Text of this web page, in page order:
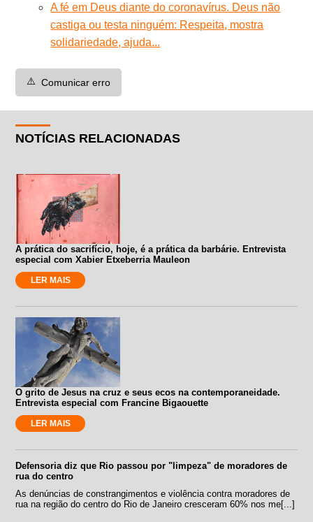
A fé em Deus diante do coronavírus. Deus não
castiga ou testa ninguém: Respeita, mostra
solidariedade, ajuda...
⚠️ Comunicar erro
NOTÍCIAS RELACIONADAS
A prática do sacrifício, hoje, é a prática da barbárie. Entrevista
especial com Xabier Etxeberria Mauleon
LER MAIS
O grito de Jesus na cruz e seus ecos na contemporaneidade.
Entrevista especial com Francine Bigaouette
LER MAIS
Defensoria diz que Rio passou por "limpeza" de moradores de
rua do centro
As denúncias de constrangimentos e violência contra moradores de
rua na região do centro do Rio de Janeiro cresceram 60% nos me[...]